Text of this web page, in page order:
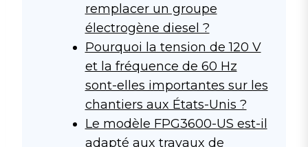
remplacer un groupe
électrogène diesel ?
Pourquoi la tension de 120 V
et la fréquence de 60 Hz
sont-elles importantes sur les
chantiers aux États-Unis ?
Le modèle FPG3600-US est-il
adapté aux travaux de